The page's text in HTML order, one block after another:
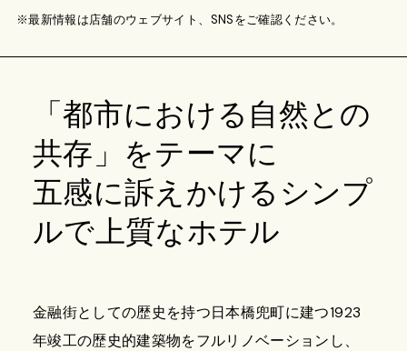
※最新情報は店舗のウェブサイト、SNSをご確認ください。
「都市における自然との
共存」をテーマに
五感に訴えかけるシンプ
ルで上質なホテル
金融街としての歴史を持つ日本橋兜町に建つ1923
年竣工の歴史的建築物をフルリノベーションし、